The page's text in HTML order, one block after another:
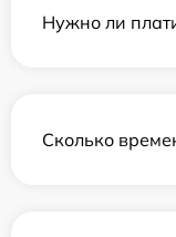
Нужно ли
Сколько